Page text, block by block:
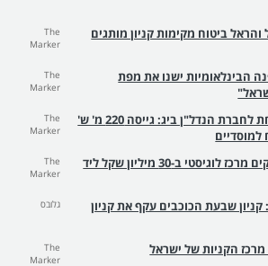
ביטוח מקימות קניון מותגים
The
Marker
הבינלאומיות ישנו את מפת
The
Marker
הנפקה מוצלחת לחברת הנדל"ן ביג: גייסה 220 מ' ש'
The
Marker
סופר פארם תקים מרכז לוגיסטי ב-30 מיליון שקל ליד
The
Marker
קניון שבעת הכוכבים עקף את קניון
גלובס
מרכז הקניות של ישראל
The
Marker